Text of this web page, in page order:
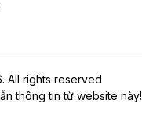
All rights reserved
thông tin từ website này!